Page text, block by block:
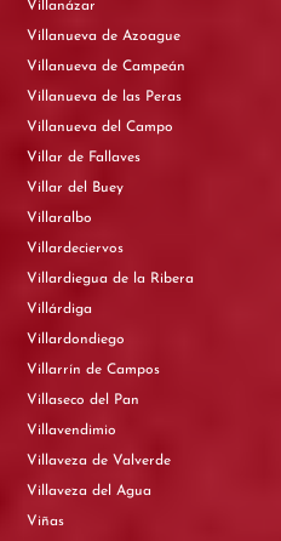
Villanázar
Villanueva de Azoague
Villanueva de Campeán
Villanueva de las Peras
Villanueva del Campo
Villar de Fallaves
Villar del Buey
Villaralbo
Villardeciervos
Villardiegua de la Ribera
Villárdiga
Villardondiego
Villarrín de Campos
Villaseco del Pan
Villavendimio
Villaveza de Valverde
Villaveza del Agua
Viñas